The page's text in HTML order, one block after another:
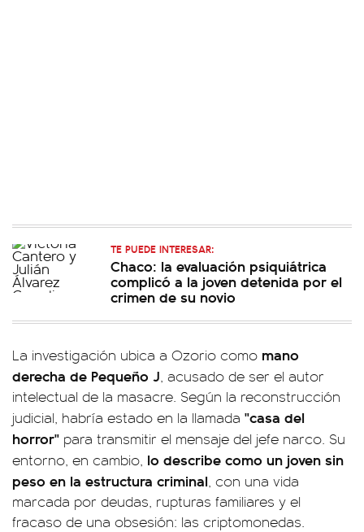
TE PUEDE INTERESAR:
Chaco: la evaluación psiquiátrica
complicó a la joven detenida por el
crimen de su novio
La investigación ubica a Ozorio como mano
derecha de Pequeño J, acusado de ser el autor
intelectual de la masacre. Según la reconstrucción
judicial, habría estado en la llamada "casa del
horror" para transmitir el mensaje del jefe narco. Su
entorno, en cambio, lo describe como un joven sin
peso en la estructura criminal, con una vida
marcada por deudas, rupturas familiares y el
fracaso de una obsesión: las criptomonedas.